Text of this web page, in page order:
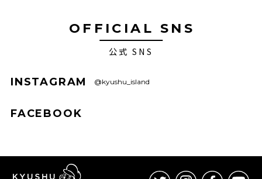
OFFICIAL SNS
公式 SNS
INSTAGRAM @kyushu_island
FACEBOOK